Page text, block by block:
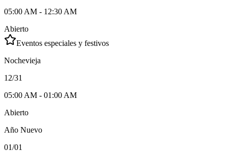
05:00 AM - 12:30 AM
Abierto
Eventos especiales y festivos
Nochevieja
12/31
05:00 AM - 01:00 AM
Abierto
Año Nuevo
01/01